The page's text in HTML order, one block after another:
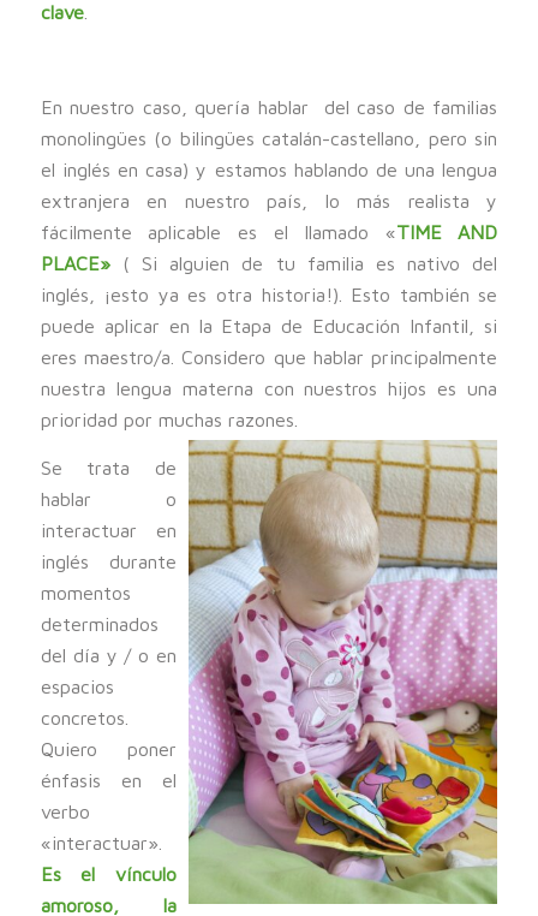
clave.
En nuestro caso, quería hablar del caso de familias
monolingües (o bilingües catalán-castellano, pero sin
el inglés en casa) y estamos hablando de una lengua
extranjera en nuestro país, lo más realista y
fácilmente aplicable es el llamado «TIME AND
PLACE»( Si alguien de tu familia es nativo del
inglés, ¡esto ya es otra historia!). Esto también se
puede aplicar en la Etapa de Educación Infantil, si
eres maestro/a. Considero que hablar principalmente
nuestra lengua materna con nuestros hijos es una
prioridad por muchas razones.
Se trata de
hablar o
interactuar en
inglés durante
momentos
determinados
del día y / o en
espacios
concretos.
Quiero poner
énfasis en el
verbo
«interactuar».
Es el vínculo
amoroso, la